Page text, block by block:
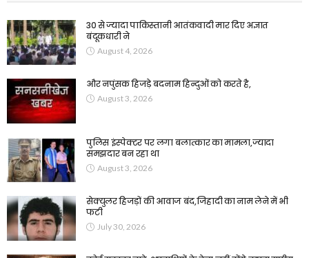
30 से ज्यादा पाकिस्तानी आतंकवादी मार दिए अज्ञात
बंदूकधारी ने
August 4, 2026
और नपुंसक हिजड़े बदनाम हिन्दुओं को करते है,
August 3, 2026
पुलिस इंस्पेक्टर पर लगा बलात्कार का मामला,ज्यादा
समझदार बन रहा था
August 3, 2026
सेक्युलर हिजड़ों की आवाज बंद,जिहादी का नाम लेने में भी
फटी
July 30, 2026